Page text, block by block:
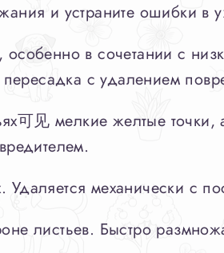
и устраните ошибки в
в сочетании с
с удалением
可见 мелкие желтые
механически с
листьев. Быстро